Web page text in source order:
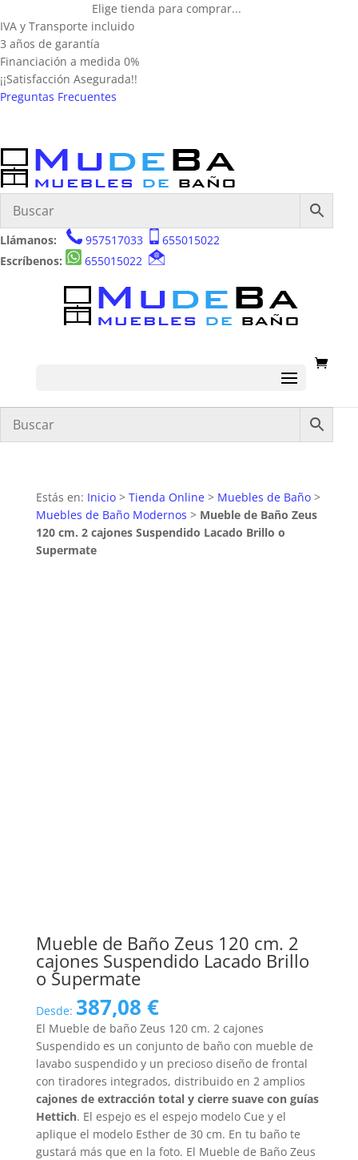
Elige tienda para comprar...
IVA y Transporte incluido
3 años de garantía
Financiación a medida 0%
¡¡Satisfacción Asegurada!!
Preguntas Frecuentes
Llámanos: 957517033
655015022
Escríbenos:
655015022
Estás en: Inicio> Tienda Online> Muebles de Baño>
Muebles de Baño Modernos > Mueble de Baño Zeus
120 cm. 2 cajones Suspendido Lacado Brillo o
Supermate
Mueble de Baño Zeus 120 cm. 2
cajones Suspendido Lacado Brillo
o Supermate
Desde: 387,08 €
El Mueble de baño Zeus 120 cm. 2 cajones
Suspendido es un conjunto de baño con mueble de
lavabo suspendido y un precioso diseño de frontal
con tiradores integrados, distribuido en 2 amplios
cajones de extracción total y cierre suave con guías
Hettich. El espejo es el espejo modelo Cue y el
aplique el modelo Esther de 30 cm. En tu baño te
gustará más que en la foto. El Mueble de Baño Zeus